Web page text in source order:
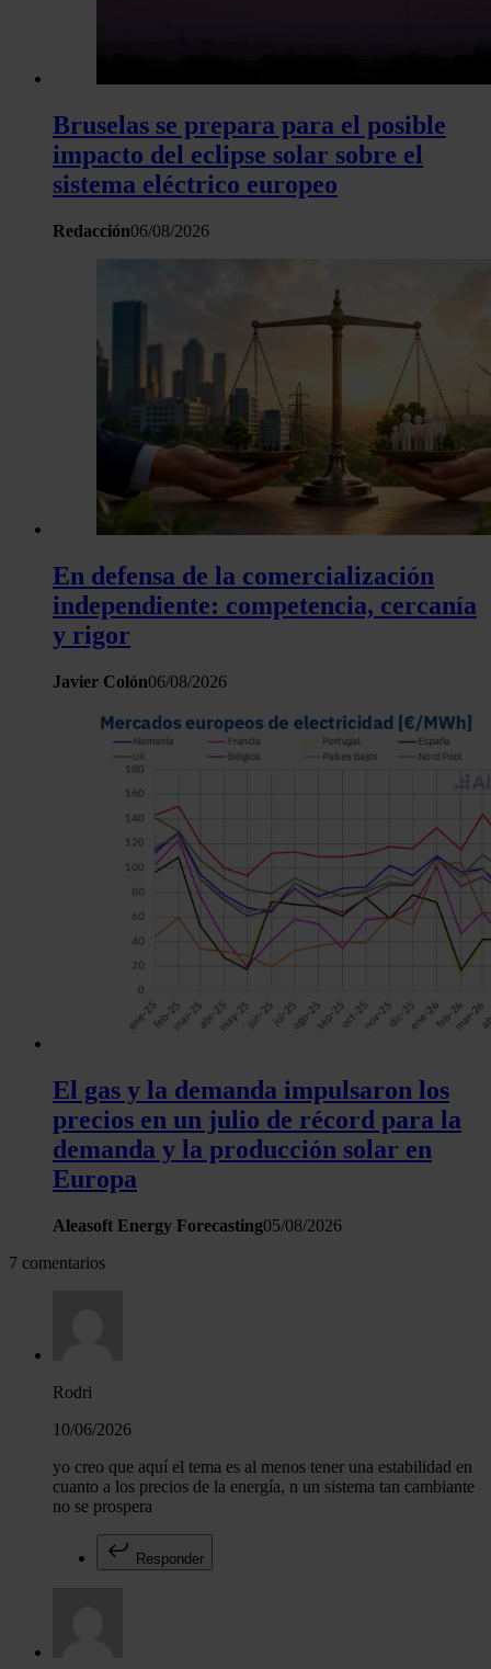
Bruselas se prepara para el posible
impacto del eclipse solar sobre el
sistema eléctrico europeo
Redacción06/08/2026
En defensa de la comercialización
independiente: competencia, cercanía
y rigor
Javier Colón06/08/2026
El gas y la demanda impulsaron los
precios en un julio de récord para la
demanda y la producción solar en
Europa
Aleasoft Energy Forecasting05/08/2026
7 comentarios
Rodri
10/06/2026
yo creo que aquí el tema es al menos tener una estabilidad en
cuanto a los precios de la energía, n un sistema tan cambiante
no se prospera
Responder